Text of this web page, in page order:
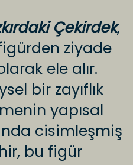
Çekirdek,
ziyade
ele alır.
bir zayıflık
yapısal
cisimleşmiş
bu figür